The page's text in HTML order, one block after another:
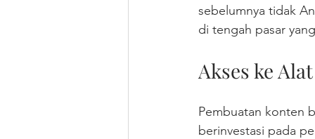
sebelumnya tidak
di tengah pasar
Akses ke
Pembuatan konten
berinvestasi pada